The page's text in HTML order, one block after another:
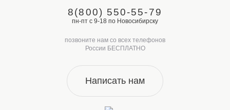
8(800) 550-55-79
пн-пт с 9-18 по Новосибирску
позвоните нам со всех телефонов
России БЕСПЛАТНО
Написать нам